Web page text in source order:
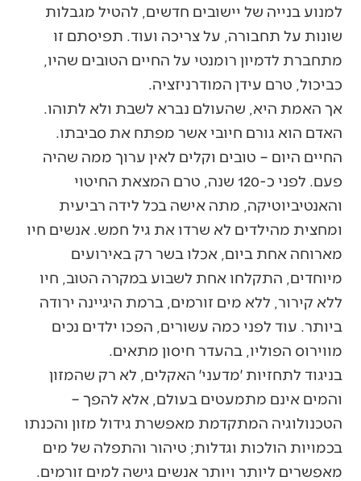
למנוע בנייה של יישובים חדשים, להטיל מגבלות
שונות על תחבורה, על צריכה ועוד. תפיסתם זו
מתחברת לדמיון רומנטי על החיים הטובים שהיו,
כביכול, טרם עידן המודרניזציה.
אך האמת היא, שהעולם נברא לשבת ולא לתוהו.
האדם הוא גורם חיובי אשר מפתח את סביבתו.
החיים היום – טובים וקלים לאין ערוך ממה שהיה
פעם. לפני כ-120 שנה, טרם המצאת החיטוי
והאנטיביוטיקה, מתה אישה בכל לידה רביעית
ומחצית מהילדים לא שרדו את גיל חמש. אנשים חיו
מארוחה אחת ביום, אכלו בשר רק באירועים
מיוחדים, התקלחו אחת לשבוע במקרה הטוב, חיו
ללא קירור, ללא מים זורמים, ברמת היגיינה ירודה
ביותר. עוד לפני כמה עשורים, הפכו ילדים נכים
מווירוס הפוליו, בהעדר חיסון מתאים.
בניגוד לתחזיות ׳מדעני׳ האקלים, לא רק שהמזון
והמים אינם מתמעטים בעולם, אלא להפך –
הטכנולוגיה המתקדמת מאפשרת גידול מזון והכנתו
בכמויות הולכות וגדלות; טיהור והתפלה של מים
מאפשרים ליותר ויותר אנשים גישה למים זורמים.